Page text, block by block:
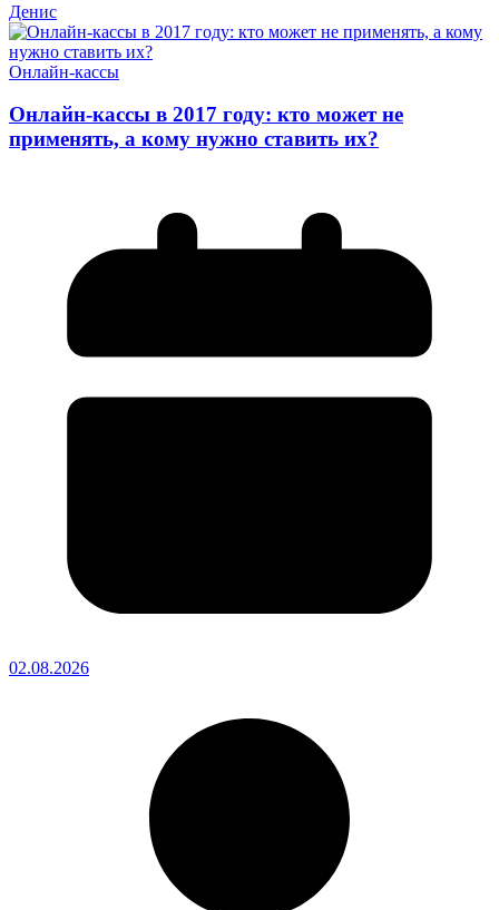
Денис
Онлайн-кассы
Онлайн-кассы в 2017 году: кто может не
применять, а кому нужно ставить их?
02.08.2026